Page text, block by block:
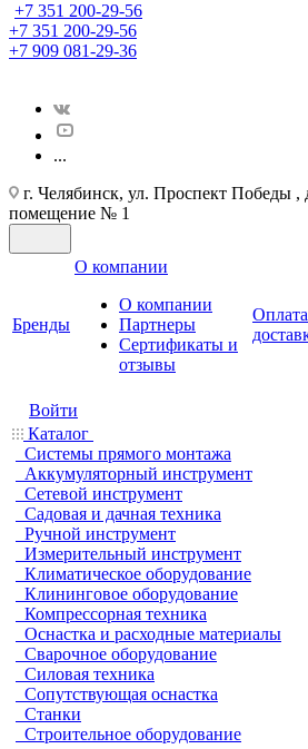
+7 351 200-29-56
+7 351 200-29-56
+7 909 081-29-36
...
г. Челябинск, ул. Проспект Победы
помещение № 1
Бренды
О компании
О компании
Партнеры
Cертификаты и
отзывы
Войти
Каталог
Системы прямого монтажа
Аккумуляторный инструмент
Сетевой инструмент
Садовая и дачная техника
Ручной инструмент
Измерительный инструмент
Климатическое оборудование
Клининговое оборудование
Компрессорная техника
Оснастка и расходные материалы
Сварочное оборудование
Силовая техника
Сопутствующая оснастка
Станки
Строительное оборудование